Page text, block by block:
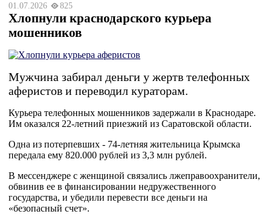
01.07.2026 825
Хлопнули краснодарского курьера
мошенников
Мужчина забирал деньги у жертв телефонных
аферистов и переводил кураторам.
Курьера телефонных мошенников задержали в Краснодаре.
Им оказался 22-летний приезжий из Саратовской области.
Одна из потерпевших - 74-летняя жительница Крымска
передала ему 820.000 рублей из 3,3 млн рублей.
В мессенджере с женщиной связались лжеправоохранители,
обвинив ее в финансировании недружественного
государства, и убедили перевести все деньги на
«безопасный счет».